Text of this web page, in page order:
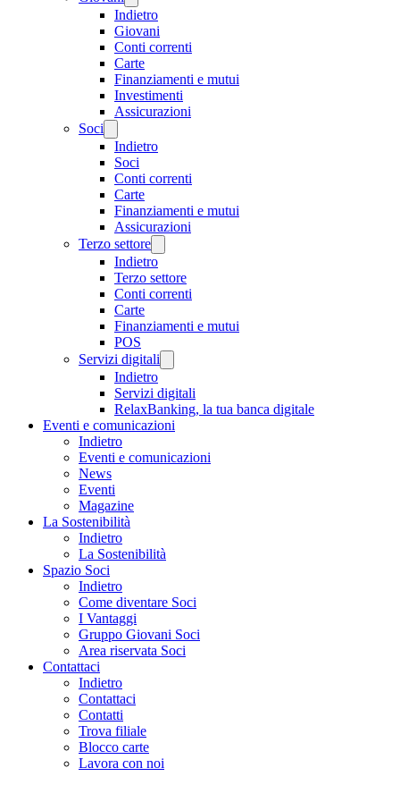
Indietro
Giovani
Conti correnti
Carte
Finanziamenti e mutui
Investimenti
Assicurazioni
Soci
Indietro
Soci
Conti correnti
Carte
Finanziamenti e mutui
Assicurazioni
Terzo settore
Indietro
Terzo settore
Conti correnti
Carte
Finanziamenti e mutui
POS
Servizi digitali
Indietro
Servizi digitali
RelaxBanking, la tua banca digitale
Eventi e comunicazioni
Indietro
Eventi e comunicazioni
News
Eventi
Magazine
La Sostenibilità
Indietro
La Sostenibilità
Spazio Soci
Indietro
Come diventare Soci
I Vantaggi
Gruppo Giovani Soci
Area riservata Soci
Contattaci
Indietro
Contattaci
Contatti
Trova filiale
Blocco carte
Lavora con noi